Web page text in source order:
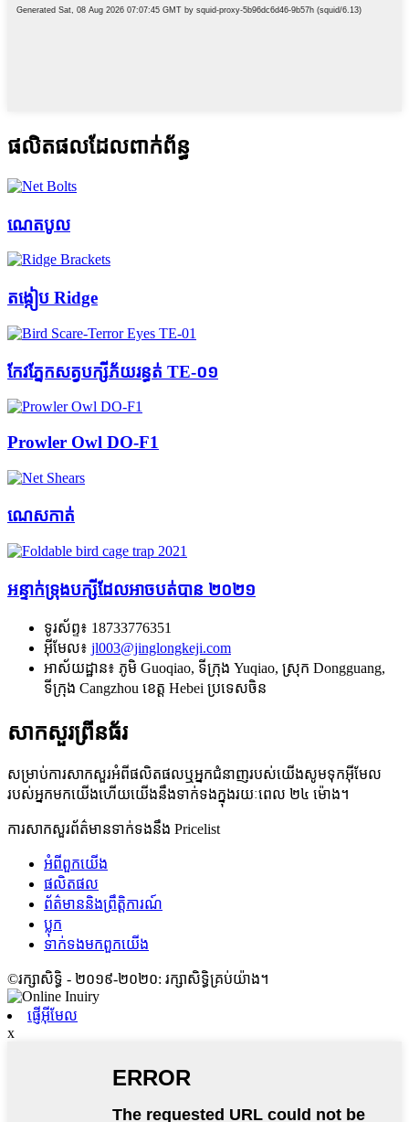
ផលិតផលដែលពាក់ព័ន្ធ
ណេតបូល
តង្កៀប Ridge
កែវភ្នែកសត្វបក្សីភ័យរន្ធត់ TE-០១
Prowler Owl DO-F1
ណេសកាត់
អន្ទាក់ទ្រុងបក្សីដែលអាចបត់បាន ២០២១
ទូរស័ព្ទ៖ 18733776351
អ៊ីមែល៖ jl003@jinglongkeji.com
អាស័យដ្ឋាន៖ ភូមិ Guoqiao, ទីក្រុង Yuqiao, ស្រុក Dongguang,
ទីក្រុង Cangzhou ខេត្ត Hebei ប្រទេសចិន
សាកសួរព្រីនធ័រ
សម្រាប់ការសាកសួរអំពីផលិតផលឬអ្នកជំនាញរបស់យើងសូមទុកអ៊ីមែល
របស់អ្នកមកយើងហើយយើងនឹងទាក់ទងក្នុងរយៈពេល ២៤ ម៉ោង។
ការសាកសួរព័ត៌មានទាក់ទងនឹង Pricelist
អំពី​ពួក​យើង
ផលិតផល
ព័ត៌មាននិងព្រឹត្តិការណ៍
ប្លុក
ទាក់ទង​មក​ពួក​យើង
©រក្សាសិទ្ធិ - ២០១៩-២០២០: រក្សាសិទ្ធិគ្រប់យ៉ាង។
ផ្ញើអ៊ីមែល
x